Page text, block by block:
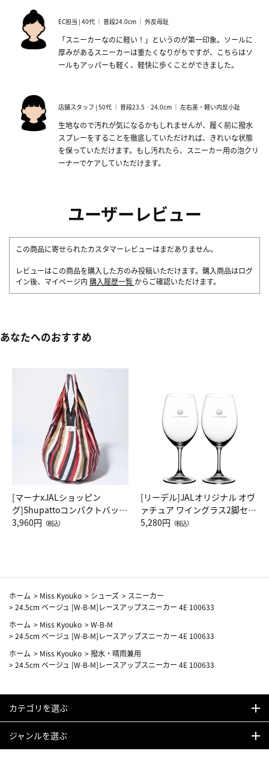
EC担当 | 40代 ｜ 普段24.0cm ｜ 外反母趾
「スニーカーなのに軽い！」というのが第一印象。ソールに
厚みがあるスニーカーは重たくなりがちですが、こちらはソ
ールもアッパーも軽く、軽快に歩くことができました。
店舗スタッフ | 50代 ｜ 普段23.5‐24.0cm ｜ 左右差・軽い内反小趾
生地なので汚れが気になるかもしれませんが、履く前に撥水
スプレーをすることを徹底していただければ、きれいな状態
を保っていただけます。もし汚れたら、スニーカー用の泡クリ
ーナーでケアしていただけます。
ユーザーレビュー
この商品に寄せられたカスタマーレビューはまだありません。
レビューはこの商品を購入した方のみ投稿いただけます。購入商品はログ
イン後、マイページ内 購入履歴一覧 からご確認いただけます。
あなたへのおすすめ
[マーナxJALショッピン
グ]Shupattoコンパクトバッグ
Drop JAL客室乗務員（LC）ス
3,960円 （税込）
[リーデル]JALオリジナル オヴ
ァチュア ワイングラス2脚セッ
ト（レッドワイン）
5,280円 （税込）
ホーム > Miss Kyouko > シューズ > スニーカー
>24.5cm ベージュ [W-B-M]レースアップスニーカー 4E 100633
ホーム > Miss Kyouko >W-B-M
>24.5cm ベージュ [W-B-M]レースアップスニーカー 4E 100633
ホーム > Miss Kyouko >撥水・晴雨兼用
>24.5cm ベージュ [W-B-M]レースアップスニーカー 4E 100633
カテゴリを選ぶ
ジャンルを選ぶ